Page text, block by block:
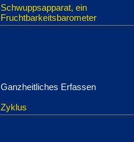
Schwuppsapparat, ein
Fruchtbarkeitsbarometer
Ganzheitliches Erfassen
Zyklus